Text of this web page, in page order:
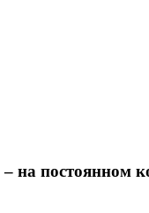
на постоянном